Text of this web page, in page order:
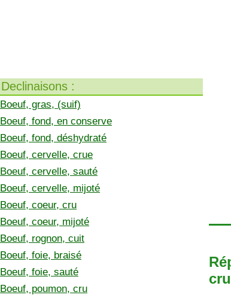
Declinaisons :
Boeuf, gras, (suif)
Boeuf, fond, en conserve
Boeuf, fond, déshydraté
Boeuf, cervelle, crue
Boeuf, cervelle, sauté
Boeuf, cervelle, mijoté
Boeuf, coeur, cru
Boeuf, coeur, mijoté
Boeuf, rognon, cuit
Boeuf, foie, braisé
Boeuf, foie, sauté
Boeuf, poumon, cru
cru